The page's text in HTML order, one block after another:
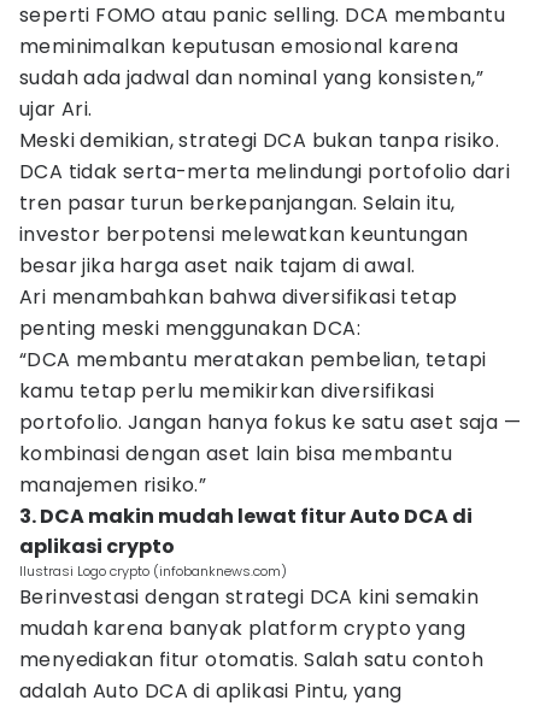
seperti FOMO atau panic selling. DCA membantu
meminimalkan keputusan emosional karena
sudah ada jadwal dan nominal yang konsisten,”
ujar Ari.
Meski demikian, strategi DCA bukan tanpa risiko.
DCA tidak serta-merta melindungi portofolio dari
tren pasar turun berkepanjangan. Selain itu,
investor berpotensi melewatkan keuntungan
besar jika harga aset naik tajam di awal.
Ari menambahkan bahwa diversifikasi tetap
penting meski menggunakan DCA:
“DCA membantu meratakan pembelian, tetapi
kamu tetap perlu memikirkan diversifikasi
portofolio. Jangan hanya fokus ke satu aset saja —
kombinasi dengan aset lain bisa membantu
manajemen risiko.”
3. DCA makin mudah lewat fitur Auto DCA di
aplikasi crypto
Ilustrasi Logo crypto (infobanknews.com)
Berinvestasi dengan strategi DCA kini semakin
mudah karena banyak platform crypto yang
menyediakan fitur otomatis. Salah satu contoh
adalah Auto DCA di aplikasi Pintu, yang